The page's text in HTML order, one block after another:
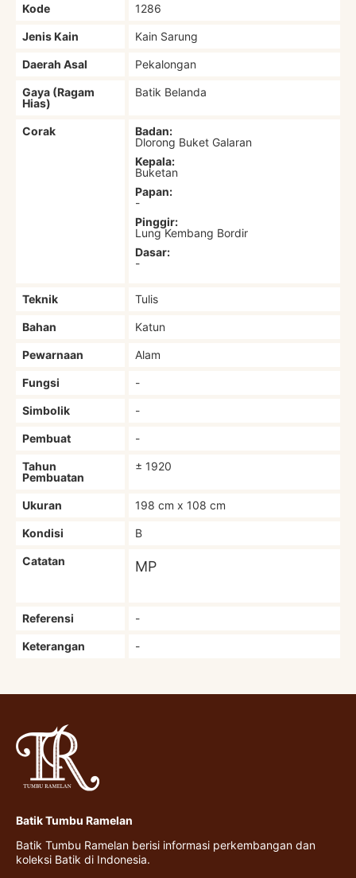
Kode 1286
Jenis Kain Kain Sarung
Daerah Asal Pekalongan
Gaya (Ragam
Hias)
Batik Belanda
Corak
Badan:
Dlorong Buket Galaran
Kepala:
Buketan
Papan:
-
Pinggir:
Lung Kembang Bordir
Dasar:
-
Teknik Tulis
Bahan Katun
Pewarnaan Alam
Fungsi -
Simbolik -
Pembuat -
Tahun
Pembuatan
± 1920
Ukuran 198 cm x 108 cm
Kondisi B
Catatan MP
Referensi -
Keterangan -
Batik Tumbu Ramelan
Batik Tumbu Ramelan berisi informasi perkembangan dan
koleksi Batik di Indonesia.